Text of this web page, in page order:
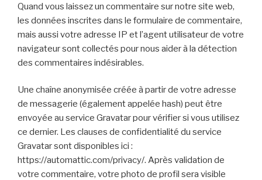
Quand vous laissez un commentaire sur notre site web,
les données inscrites dans le formulaire de commentaire,
mais aussi votre adresse IP et l’agent utilisateur de votre
navigateur sont collectés pour nous aider à la détection
des commentaires indésirables.
Une chaîne anonymisée créée à partir de votre adresse
de messagerie (également appelée hash) peut être
envoyée au service Gravatar pour vérifier si vous utilisez
ce dernier. Les clauses de confidentialité du service
Gravatar sont disponibles ici :
https://automattic.com/privacy/. Après validation de
votre commentaire, votre photo de profil sera visible